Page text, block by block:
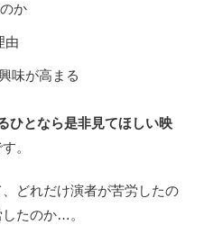
か
由
味が高まる
ひとなら是非見てほしい映
。
どれだけ演者が苦労したの
たのか…。